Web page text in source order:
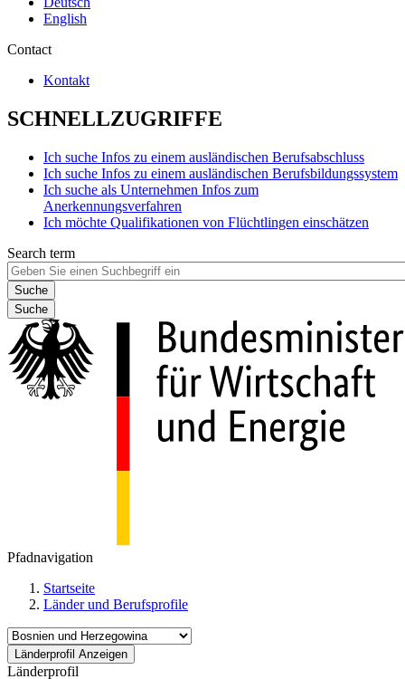
English
Contact
Kontakt
SCHNELLZUGRIFFE
Ich suche Infos zu einem ausländischen Berufsabschluss
Ich suche Infos zu einem ausländischen Berufsbildungssystem
Ich suche als Unternehmen Infos zum
Anerkennungsverfahren
Ich möchte Qualifikationen von Flüchtlingen einschätzen
Search term
Suche
Pfadnavigation
Startseite
Länder und Berufsprofile
Länderprofil